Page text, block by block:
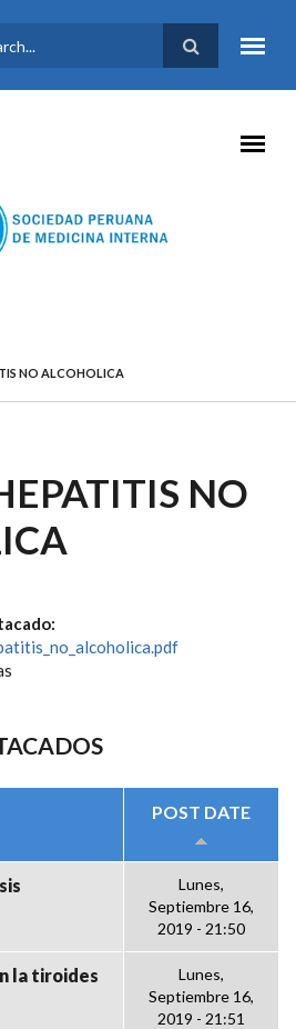
DE
NO ALCOHOLICA
NO
POST DATE
Lunes,
Septiembre 16,
2019 - 21:50
la tiroides
Lunes,
Septiembre 16,
2019 - 21:51